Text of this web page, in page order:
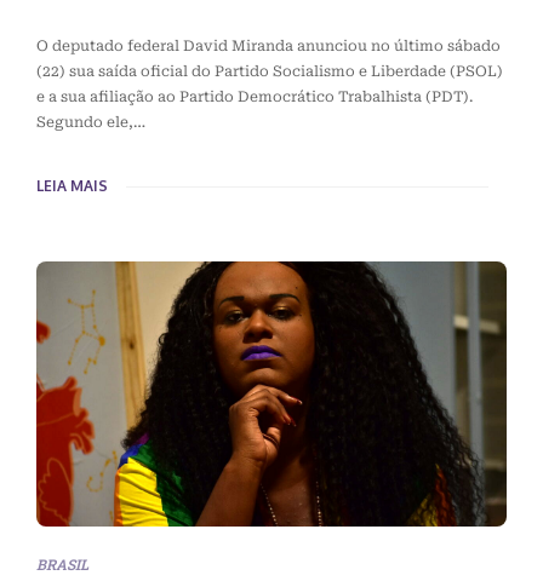
O deputado federal David Miranda anunciou no último sábado
(22) sua saída oficial do Partido Socialismo e Liberdade (PSOL)
e a sua afiliação ao Partido Democrático Trabalhista (PDT).
Segundo ele,…
LEIA MAIS
BRASIL